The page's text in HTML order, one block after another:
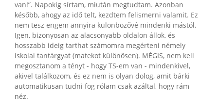
van!”. Napokig sírtam, miután megtudtam. Azonban
később, ahogy az idő telt, kezdtem felismerni valamit. Ez
nem tesz engem annyira különbözővé mindenki mástól.
Igen, bizonyosan az alacsonyabb oldalon állok, és
hosszabb ideig tarthat számomra megérteni némely
iskolai tantárgyat (matekot különösen). MÉGIS, nem kell
megosztanom a tényt - hogy TS-em van - mindenkivel,
akivel találkozom, és ez nem is olyan dolog, amit bárki
automatikusan tudni fog rólam csak azáltal, hogy rám
néz.